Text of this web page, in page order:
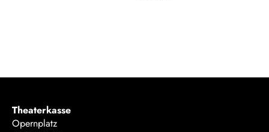
Theaterkasse
Opernplatz